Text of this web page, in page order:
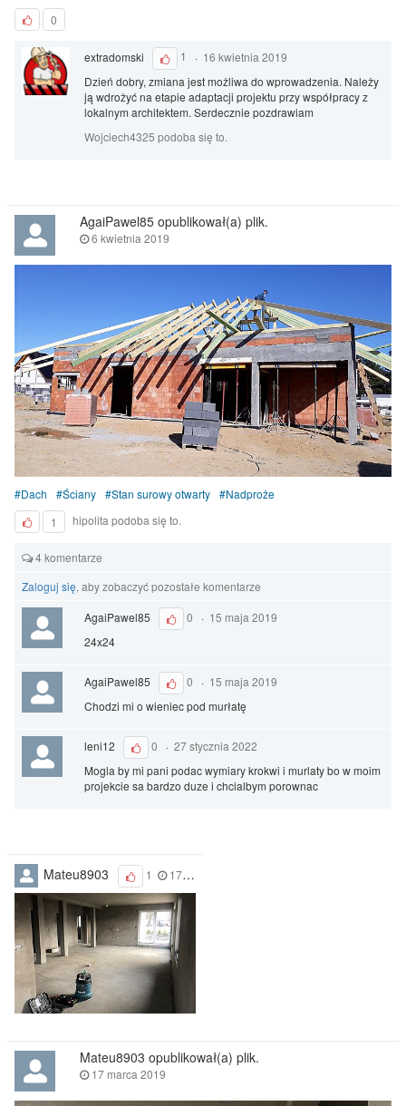
0
extradomski 1 · 16 kwietnia 2019
Dzień dobry, zmiana jest możliwa do wprowadzenia. Należy
ją wdrożyć na etapie adaptacji projektu przy współpracy z
lokalnym architektem. Serdecznie pozdrawiam
Wojciech4325 podoba się to.
AgaiPawel85 opublikował(a) plik.
6 kwietnia 2019
Dach Ściany Stan surowy otwarty
Nadproże
1
hipolita podoba się to.
4 komentarze
Zaloguj się, aby zobaczyć pozostałe komentarze
AgaiPawel85
0 · 15 maja 2019
24x24
AgaiPawel85 0 · 15 maja 2019
Chodzi mi o wieniec pod murłatę
leni12 0 ·27 stycznia 2022
Mogla by mi pani podac wymiary krokwi i murlaty bo w moim
projekcie sa bardzo duze i chcialbym porownac
Mateu8903 1 17 marca 2019
Mateu8903 opublikował(a) plik.
17 marca 2019